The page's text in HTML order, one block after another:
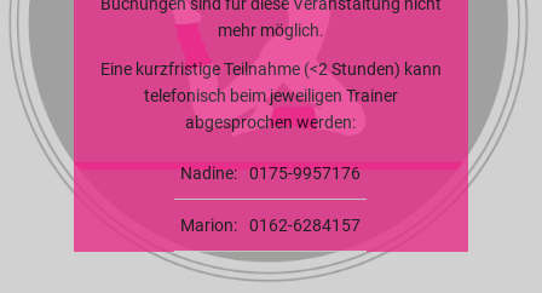
mehr möglich.
Eine kurzfristige Teilnahme (<2 Stunden) kann
telefonisch beim jeweiligen Trainer
abgesprochen werden:
Nadine: 0175-9957176
Marion: 0162-6284157